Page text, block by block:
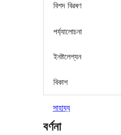
বিশদ বিৱৰণ
পৰ্য্যালোচনা
ইনষ্টলেশ্যন
বিকাশ
সাহায্য
বৰ্ণনা